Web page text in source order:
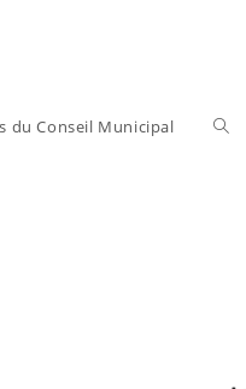
du Conseil Municipal